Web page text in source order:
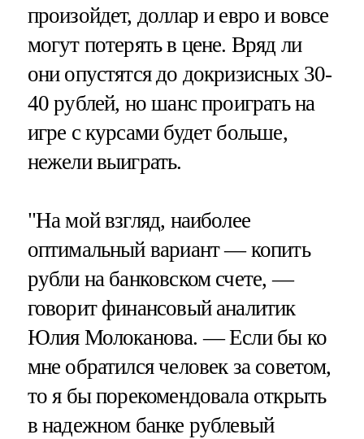
произойдет, доллар и евро и вовсе
могут потерять в цене. Вряд ли
они опустятся до докризисных 30-
40 рублей, но шанс проиграть на
игре с курсами будет больше,
нежели выиграть.
"На мой взгляд, наиболее
оптимальный вариант — копить
рубли на банковском счете, —
говорит финансовый аналитик
Юлия Молоканова. — Если бы ко
мне обратился человек за советом,
то я бы порекомендовала открыть
в надежном банке рублевый